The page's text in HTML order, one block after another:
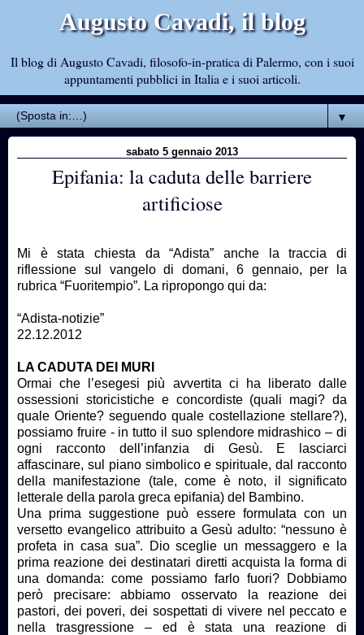
Augusto Cavadi, il blog
Il blog di Augusto Cavadi, filosofo-in-pratica di Palermo, con i suoi
appuntamenti pubblici in Italia e i suoi articoli.
▼
sabato 5 gennaio 2013
Epifania: la caduta delle barriere
artificiose
Mi è stata chiesta da “Adista” anche la traccia di
riflessione sul vangelo di domani, 6 gennaio, per la
rubrica “Fuoritempio”. La ripropongo qui da:
“Adista-notizie”
22.12.2012
LA CADUTA DEI MURI
Ormai che l’esegesi più avvertita ci ha liberato dalle
ossessioni storicistiche e concordiste (quali magi? da
quale Oriente? seguendo quale costellazione stellare?),
possiamo fruire - in tutto il suo splendore midrashico – di
ogni racconto dell’infanzia di Gesù. E lasciarci
affascinare, sul piano simbolico e spirituale, dal racconto
della manifestazione (tale, come è noto, il significato
letterale della parola greca epifania) del Bambino.
Una prima suggestione può essere formulata con un
versetto evangelico attribuito a Gesù adulto: “nessuno è
profeta in casa sua”. Dio sceglie un messaggero e la
prima reazione dei destinatari diretti acquista la forma di
una domanda: come possiamo farlo fuori? Dobbiamo
però precisare: abbiamo osservato la reazione dei
pastori, dei poveri, dei sospettati di vivere nel peccato e
nella trasgressione – ed è stata una reazione di